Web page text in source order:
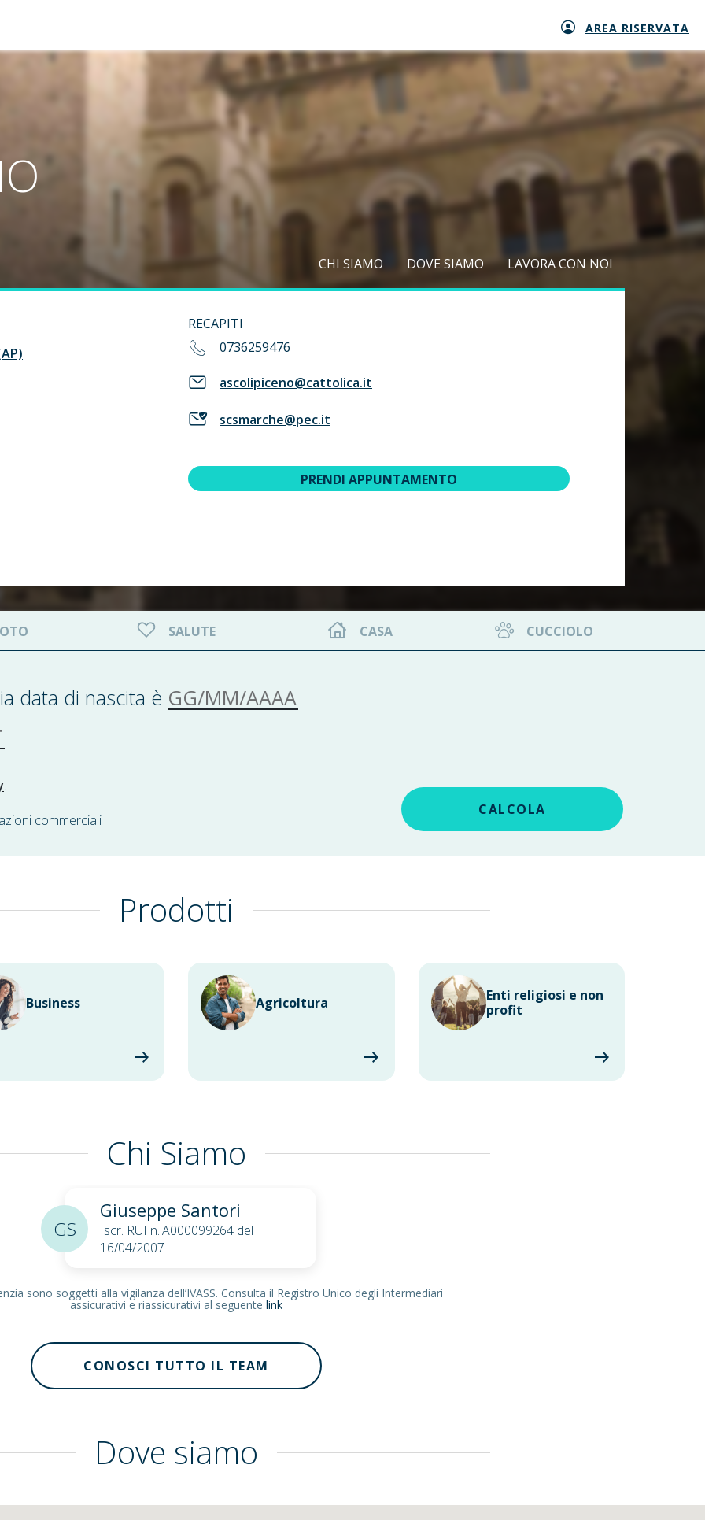
AREA RISERVATA
CHI SIAMO DOVE SIAMO LAVORA CON NOI
RECAPITI
0736259476
ascolipiceno@cattolica.it
scsmarche@pec.it
PRENDI APPUNTAMENTO
SALUTE CASA CUCCIOLO
data di nascita èGG/MM/AAAA
.
commerciali
CALCOLA
Prodotti
Business Agricoltura
Enti religiosi e non
profit
Chi Siamo
Giuseppe Santori
Iscr. RUI n.:A000099264 del
16/04/2007
GS
sono soggetti alla vigilanza dell’IVASS. Consulta il Registro Unico degli Intermediari
assicurativi e riassicurativi al seguente link
CONOSCI TUTTO IL TEAM
Dove siamo